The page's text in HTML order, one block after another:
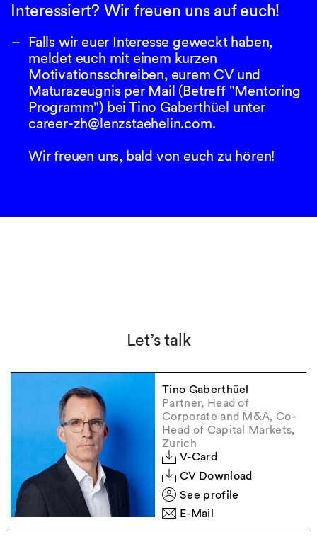
Interessiert? Wir freuen uns auf euch!
Falls wir euer Interesse geweckt haben,
meldet euch mit einem kurzen
Motivationsschreiben, eurem CV und
Maturazeugnis per Mail (Betreff "Mentoring
Programm") bei Tino Gaberthüel unter
career-zh@lenzstaehelin.com.
Wir freuen uns, bald von euch zu hören!
Let’s talk
Tino Gaberthüel
Partner, Head of
Corporate and M&A, Co-
Head of Capital Markets,
Zurich
V-Card
CV Download
See profile
E-Mail